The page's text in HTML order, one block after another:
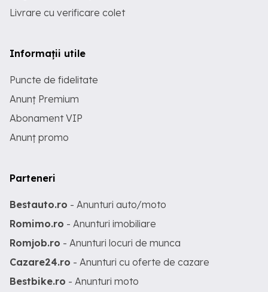
Livrare cu verificare colet
Informații utile
Puncte de fidelitate
Anunț Premium
Abonament VIP
Anunț promo
Parteneri
Bestauto.ro - Anunturi auto/moto
Romimo.ro - Anunturi imobiliare
Romjob.ro - Anunturi locuri de munca
Cazare24.ro - Anunturi cu oferte de cazare
Bestbike.ro - Anunturi moto